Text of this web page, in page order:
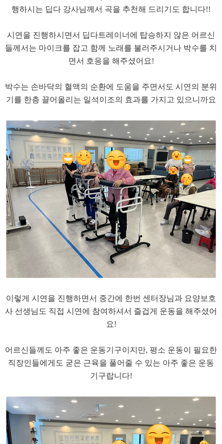
행하시는 딥다 강사님께서 곡을 추천해 드리기도 합니다!!
시연을 진행하시면서 딥다트레이너에 탑승하지 않은 어르신
들께서는 마이크를 잡고 함께 노래를 불러주시거나 박수를 치
면서 호응을 해주셨어요!
박수는 손바닥의 혈액의 순환에 도움을 주면서도 시연의 분위
기를 한층 끌어올리는 일석이조의 효과를 가지고 있으니까요
​이렇게 시연을 진행하면서 중간에 한번 센터장님과 요양보호
사 선생님도 직접 시연에 참여하셔서 즐겁게 운동을 해주셨어
요!
​어르신들께도 아주 좋은 운동기구이지만, 평소 운동이 필요한
직장인들에게도 굳은 근육을 풀어줄 수 있는 아주 좋은 운동
기구랍니다!